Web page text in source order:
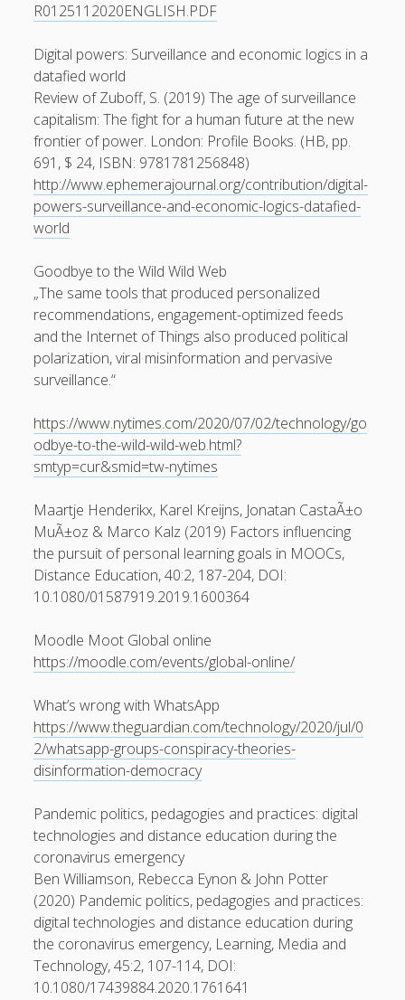
Blackboard-Moodle-Converter
KroneForum Bochum
Literaturkarte Ruhr
Open RUB
Tangoevino
Erik GrundmannzuAuswirkungen von KI auf die
Bildungspraxis
heißt es in meinem zitierten Blogbeitrag: "Diese KI-
Tutoren können einen…
R0125112020ENGLISH.PDF
Digital powers: Surveillance and economic logics in a
datafied world
Review of Zuboff, S. (2019) The age of surveillance
capitalism: The fight for a human future at the new
frontier of power. London: Profile Books. (HB, pp.
691, $ 24, ISBN: 9781781256848)
http://www.ephemerajournal.org/contribution/digital-
powers-surveillance-and-economic-logics-datafied-
world
Goodbye to the Wild Wild Web
„The same tools that produced personalized
recommendations, engagement-optimized feeds
and the Internet of Things also produced political
polarization, viral misinformation and pervasive
surveillance.“
https://www.nytimes.com/2020/07/02/technology/go
odbye-to-the-wild-wild-web.html?
smtyp=cur&smid=tw-nytimes
Maartje Henderikx, Karel Kreijns, Jonatan CastaÃ±o
MuÃ±oz & Marco Kalz (2019) Factors influencing
the pursuit of personal learning goals in MOOCs,
Distance Education, 40:2, 187-204, DOI:
10.1080/01587919.2019.1600364
Moodle Moot Global online
https://moodle.com/events/global-online/
What’s wrong with WhatsApp
https://www.theguardian.com/technology/2020/jul/0
2/whatsapp-groups-conspiracy-theories-
disinformation-democracy
Pandemic politics, pedagogies and practices: digital
technologies and distance education during the
coronavirus emergency
Ben Williamson, Rebecca Eynon & John Potter
(2020) Pandemic politics, pedagogies and practices:
digital technologies and distance education during
the coronavirus emergency, Learning, Media and
Technology, 45:2, 107-114, DOI:
10.1080/17439884.2020.1761641